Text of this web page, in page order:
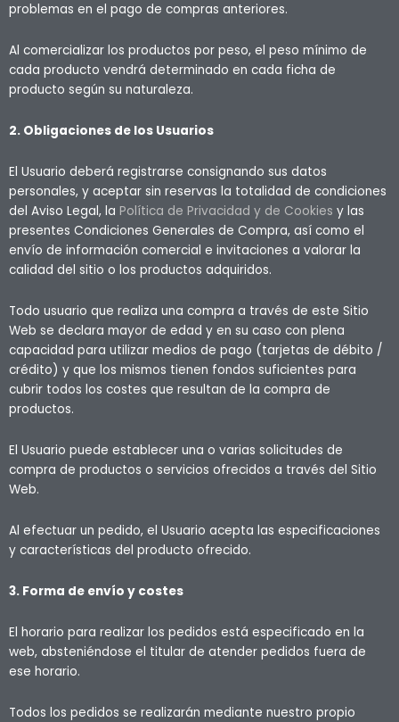
problemas en el pago de compras anteriores.
Al comercializar los productos por peso, el peso mínimo de
cada producto vendrá determinado en cada ficha de
producto según su naturaleza.
2. Obligaciones de los Usuarios
El Usuario deberá registrarse consignando sus datos
personales, y aceptar sin reservas la totalidad de condiciones
del Aviso Legal, la Política de Privacidad y de Cookies y las
presentes Condiciones Generales de Compra, así como el
envío de información comercial e invitaciones a valorar la
calidad del sitio o los productos adquiridos.
Todo usuario que realiza una compra a través de este Sitio
Web se declara mayor de edad y en su caso con plena
capacidad para utilizar medios de pago (tarjetas de débito /
crédito) y que los mismos tienen fondos suficientes para
cubrir todos los costes que resultan de la compra de
productos.
El Usuario puede establecer una o varias solicitudes de
compra de productos o servicios ofrecidos a través del Sitio
Web.
Al efectuar un pedido, el Usuario acepta las especificaciones
y características del producto ofrecido.
3. Forma de envío y costes
El horario para realizar los pedidos está especificado en la
web, absteniéndose el titular de atender pedidos fuera de
ese horario.
Todos los pedidos se realizarán mediante nuestro propio